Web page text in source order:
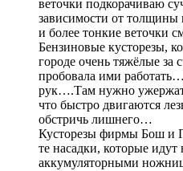
веточки подкорачиваю
зависимости от толщины
и более тонкие веточки
Бензиновые кусторезы,
городе очень тяжёлые за
пробовала ими
рук….Там нужно
что быстро двигаются
обстричь лишнего…
Кусторезы фирмы Бош и
те насадки, которые идут
аккумуляторными